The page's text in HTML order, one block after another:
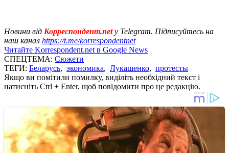
Новини від Корреспондент.netу Telegram. Підписуйтесь на
наш канал https://t.me/korrespondentnet
Читайте Korrespondent.net в Google News
СПЕЦТЕМА: Сюжети
ТЕГИ: Беларусь, экономика, Лукашенко, протесты
Якщо ви помітили помилку, виділіть необхідний текст і
натисніть Ctrl + Enter, щоб повідомити про це редакцію.